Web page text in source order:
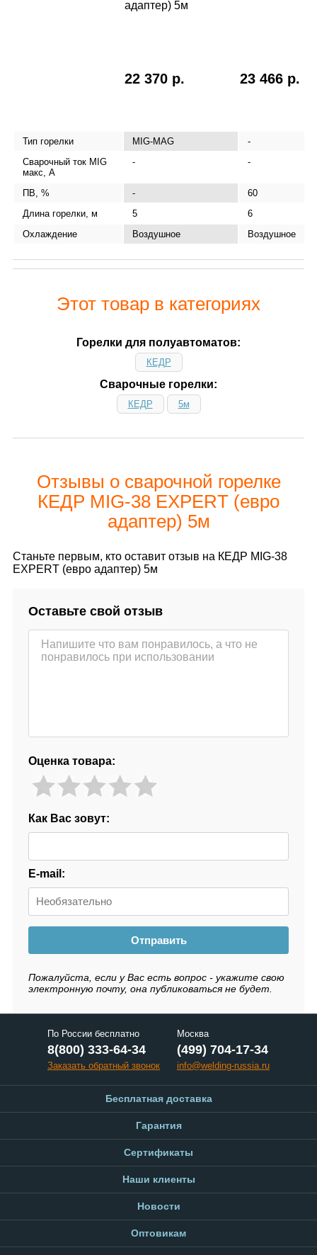
адаптер) 5м
22 370 р. 23 466 р.
Тип горелки MIG-MAG
-
Сварочный ток MIG
макс, А
- -
ПВ, % -
60
Длина горелки, м
5
6
Охлаждение
Воздушное Воздушное
Этот товар в категориях
Горелки для полуавтоматов:
КЕДР
Сварочные горелки:
КЕДР 5м
Отзывы о сварочной горелке
КЕДР MIG-38 EXPERT (евро
адаптер) 5м
Станьте первым, кто оставит отзыв на КЕДР MIG-38
EXPERT (евро адаптер) 5м
Оставьте свой отзыв
Оценка товара:
Как Вас зовут:
E-mail:
Отправить
Пожалуйста, если у Вас есть вопрос - укажите свою
электронную почту, она публиковаться не будет.
По России бесплатно
8(800) 333-64-34
Заказать обратный звонок
Москва
(499) 704-17-34
info@welding-russia.ru
Бесплатная доставка
Гарантия
Сертификаты
Наши клиенты
Новости
Оптовикам